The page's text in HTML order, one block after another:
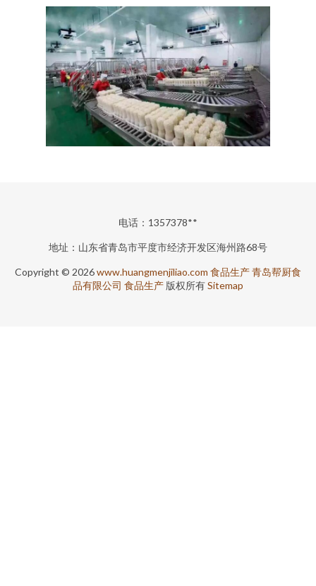
电话：1357378**
地址：山东省青岛市平度市经济开发区海州路68号
Copyright © 2026www.huangmenjiliao.com 食品生产青岛帮厨食
品有限公司 食品生产 版权所有Sitemap